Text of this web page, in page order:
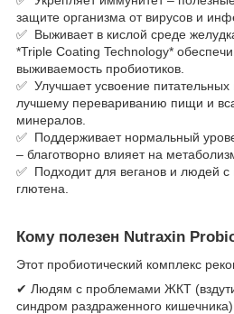
защите организма от вирусов и
✅ Выживает в кислой среде
*Triple Coating Technology*
выживаемость пробиотиков.
✅ Улучшает усвоение питательных
лучшему перевариванию пищи и
минералов.
✅ Поддерживает нормальный
– благотворно влияет на
✅ Подходит для веганов и людей
глютена.
Кому полезен Nutraxin
Этот пробиотический комплекс
✔ Людям с проблемами ЖКТ
синдром раздраженного